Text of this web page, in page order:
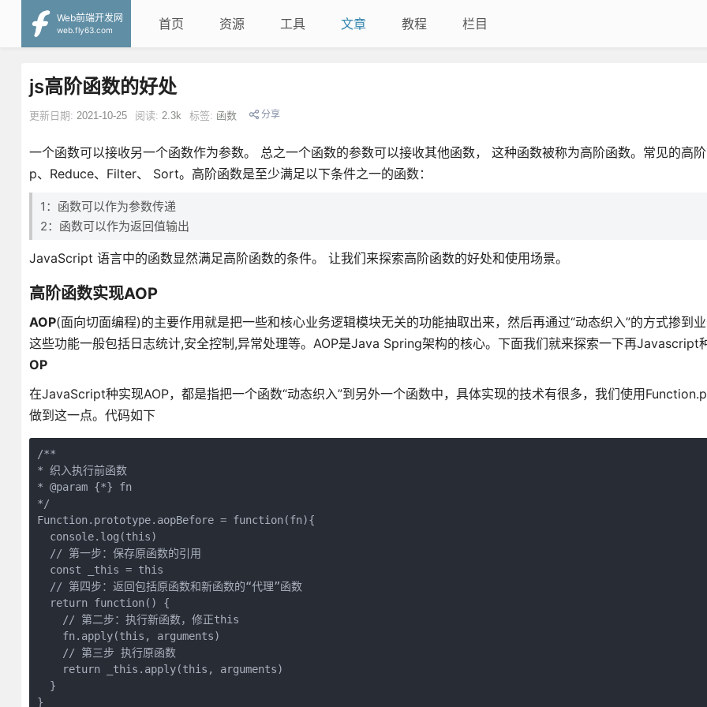
Web前端开发网
web.fly63.com
首页 资源 工具 文章 教程 栏目
js高阶函数的好处
更新日期: 2021-10-25 阅读: 2.3k 标签: 函数 分享
一个函数可以接收另一个函数作为参数。 总之一个函数的参数可以接收其他函数， 这种函数被称为高阶函数。常见的高
p、Reduce、Filter、 Sort。高阶函数是至少满足以下条件之一的函数：
1：函数可以作为参数传递
2：函数可以作为返回值输出
JavaScript 语言中的函数显然满足高阶函数的条件。 让我们来探索高阶函数的好处和使用场景。
高阶函数实现AOP
AOP(面向切面编程)的主要作用就是把一些和核心业务逻辑模块无关的功能抽取出来，然后再通过“动态织入”的方式掺到业
这些功能一般包括日志统计,安全控制,异常处理等。AOP是Java Spring架构的核心。下面我们就来探索一下再Javascript
OP
在JavaScript种实现AOP，都是指把一个函数“动态织入”到另外一个函数中，具体实现的技术有很多，我们使用
做到这一点。代码如下
/**
* 织入执行前函数
* @param {*} fn
*/
Function.prototype.aopBefore = function(fn){
  console.log(this)
  // 第一步：保存原函数的引用
  const _this = this
  // 第四步：返回包括原函数和新函数的“代理”函数
  return function() {
    // 第二步：执行新函数，修正this
    fn.apply(this, arguments)
    // 第三步 执行原函数
    return _this.apply(this, arguments)
  }
}